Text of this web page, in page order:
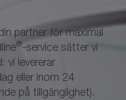
partner för maximal
®-service sätter vi
vi levererar
eller inom 24
på tillgänglighet).